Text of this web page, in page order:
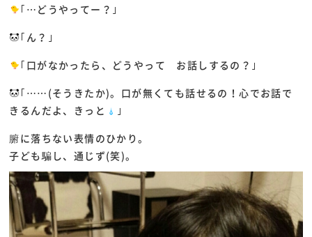
｢…どうやってー？｣
｢ん？｣
｢口がなかったら、どうやって お話しするの？｣
｢……(そうきたか)。口が無くても話せるの！心でお話で
きるんだよ、きっと
｣
腑に落ちない表情のひかり。
子ども騙し、通じず(笑)。